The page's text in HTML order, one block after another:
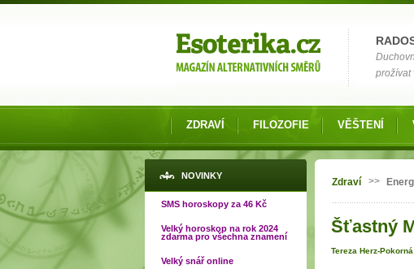
prožívat
ZDRAVÍ FILOZOFIE VĚŠTENÍ
NOVINKY
SMS horoskopy za 46 Kč
Velký horoskop na rok 2024
zdarma pro všechna znamení
Velký snář online
Jste zde
Zdraví >>
Šťastný
Tereza Herz-Pokorná